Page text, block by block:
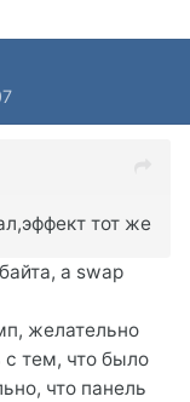
тот же
а swap
желательно
тем, что было
что панель